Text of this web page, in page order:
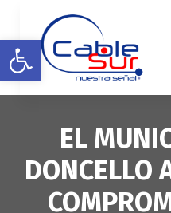
Abrir barra de
l
a
r
EL
DONCELLO